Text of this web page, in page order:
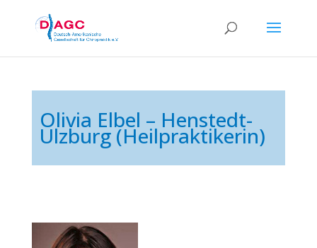
Olivia Elbel – Henstedt-
Ulzburg (Heilpraktikerin)